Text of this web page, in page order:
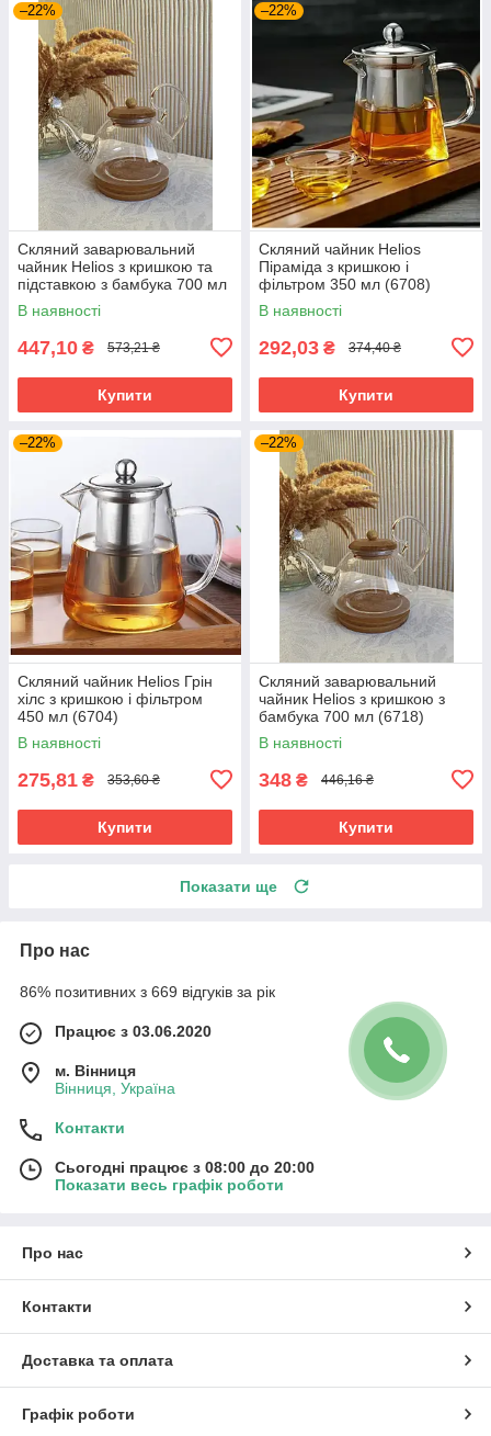
–22%
Скляний заварювальний
чайник Helios з кришкою та
підставкою з бамбука 700 мл
(6810)
В наявності
447,10 ₴ 573,21 ₴
Купити
–22%
Скляний чайник Helios
Піраміда з кришкою і
фільтром 350 мл (6708)
В наявності
292,03 ₴ 374,40 ₴
Купити
–22%
Скляний чайник Helios Грін
хілс з кришкою і фільтром
450 мл (6704)
В наявності
275,81 ₴ 353,60 ₴
Купити
–22%
Скляний заварювальний
чайник Helios з кришкою з
бамбука 700 мл (6718)
В наявності
348 ₴ 446,16 ₴
Купити
Показати ще
Про нас
86% позитивних з 669 відгуків за рік
Працює з 03.06.2020
м. Вінниця
Вінниця, Україна
Контакти
Сьогодні працює з 08:00 до 20:00
Показати весь графік роботи
Про нас
Контакти
Доставка та оплата
Графік роботи